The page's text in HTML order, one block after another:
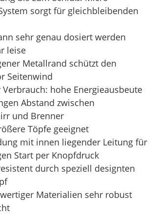
sorgt für gleichbleibenden
sehr genau dosiert werden
leise
Metallrand schützt den
Seitenwind
Verbrauch: hohe Energieausbeute
Abstand zwischen
und Brenner
Töpfe geeignet
mit innen liegender Leitung für
Start per Knopfdruck
durch speziell designten
Materialien sehr robust